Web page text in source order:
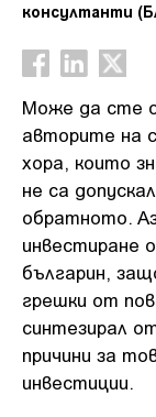
консултанти
Може да сте
авторите на
хора, които
не са
обратното.
инвестиране
българин,
грешки от
синтезирал
причини за
инвестиции.